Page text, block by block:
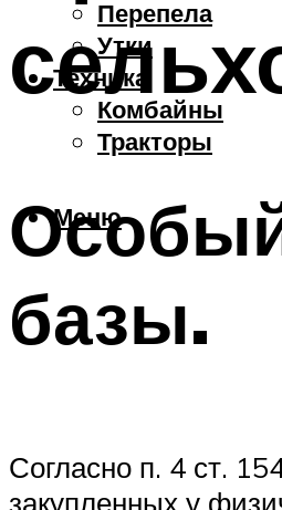
Перепела
Утки
Техника
Комбайны
Тракторы
Меню
базы.
Согласно п. 4 ст.
закупленных у